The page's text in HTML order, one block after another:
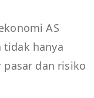
AS
tidak hanya
dan risiko